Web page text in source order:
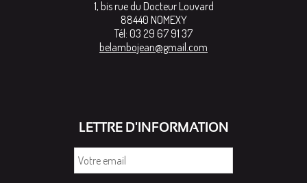
1, bis rue du Docteur Louvard
88440 NOMEXY
Tél: 03 29 67 91 37
belambojean@gmail.com
LETTRE D'INFORMATION